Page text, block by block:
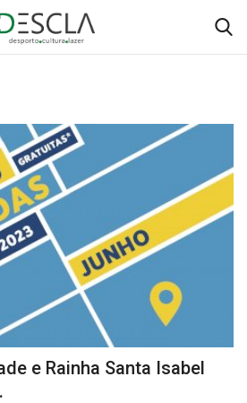
e Rainha Santa Isabel